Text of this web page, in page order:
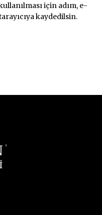
için adım, e-
kaydedilsin.